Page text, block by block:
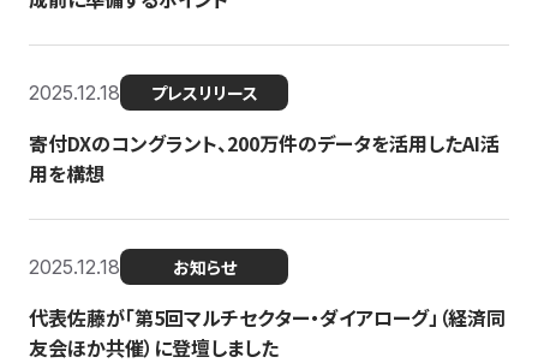
2025.12.18 プレスリリース
寄付DXのコングラント、200万件のデータを活用したAI活
用を構想
2025.12.18 お知らせ
代表佐藤が「第5回マルチセクター・ダイアローグ」（経済同
友会ほか共催）に登壇しました